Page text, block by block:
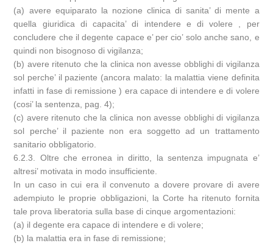
(a) avere equiparato la nozione clinica di sanita’ di mente a
quella giuridica di capacita’ di intendere e di volere , per
concludere che il degente capace e’ per cio’ solo anche sano, e
quindi non bisognoso di vigilanza;
(b) avere ritenuto che la clinica non avesse obblighi di vigilanza
sol perche’ il paziente (ancora malato: la malattia viene definita
infatti in fase di remissione ) era capace di intendere e di volere
(cosi’ la sentenza, pag. 4);
(c) avere ritenuto che la clinica non avesse obblighi di vigilanza
sol perche’ il paziente non era soggetto ad un trattamento
sanitario obbligatorio.
6.2.3. Oltre che erronea in diritto, la sentenza impugnata e’
altresi’ motivata in modo insufficiente.
In un caso in cui era il convenuto a dovere provare di avere
adempiuto le proprie obbligazioni, la Corte ha ritenuto fornita
tale prova liberatoria sulla base di cinque argomentazioni:
(a) il degente era capace di intendere e di volere;
(b) la malattia era in fase di remissione;